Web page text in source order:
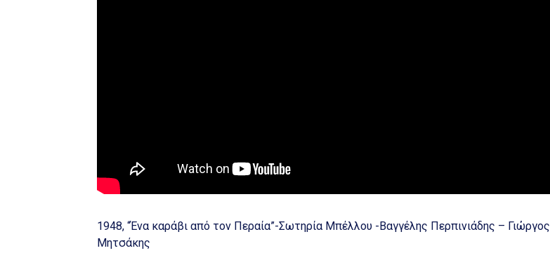
1948, “Ένα καράβι από τον Περαία”-Σωτηρία Μπέλλου -Βαγγέλης Περπινιάδης – Γιώργος
Μητσάκης